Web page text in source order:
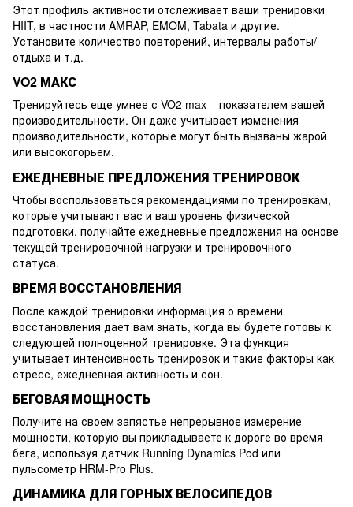
Этот профиль активности отслеживает ваши тренировки
HIIT, в частности AMRAP, EMOM, Tabata и другие.
Установите количество повторений, интервалы работы/
отдыха и т.д.
VO2 МАКС
Тренируйтесь еще умнее с VO2 max – показателем вашей
производительности. Он даже учитывает изменения
производительности, которые могут быть вызваны жарой
или высокогорьем.
ЕЖЕДНЕВНЫЕ ПРЕДЛОЖЕНИЯ ТРЕНИРОВОК
Чтобы воспользоваться рекомендациями по тренировкам,
которые учитывают вас и ваш уровень физической
подготовки, получайте ежедневные предложения на основе
текущей тренировочной нагрузки и тренировочного
статуса.
ВРЕМЯ ВОССТАНОВЛЕНИЯ
После каждой тренировки информация о времени
восстановления дает вам знать, когда вы будете готовы к
следующей полноценной тренировке. Эта функция
учитывает интенсивность тренировок и такие факторы как
стресс, ежедневная активность и сон.
БЕГОВАЯ МОЩНОСТЬ
Получите на своем запястье непрерывное измерение
мощности, которую вы прикладываете к дороге во время
бега, используя датчик Running Dynamics Pod или
пульсометр HRM-Pro Plus.
ДИНАМИКА ДЛЯ ГОРНЫХ ВЕЛОСИПЕДОВ